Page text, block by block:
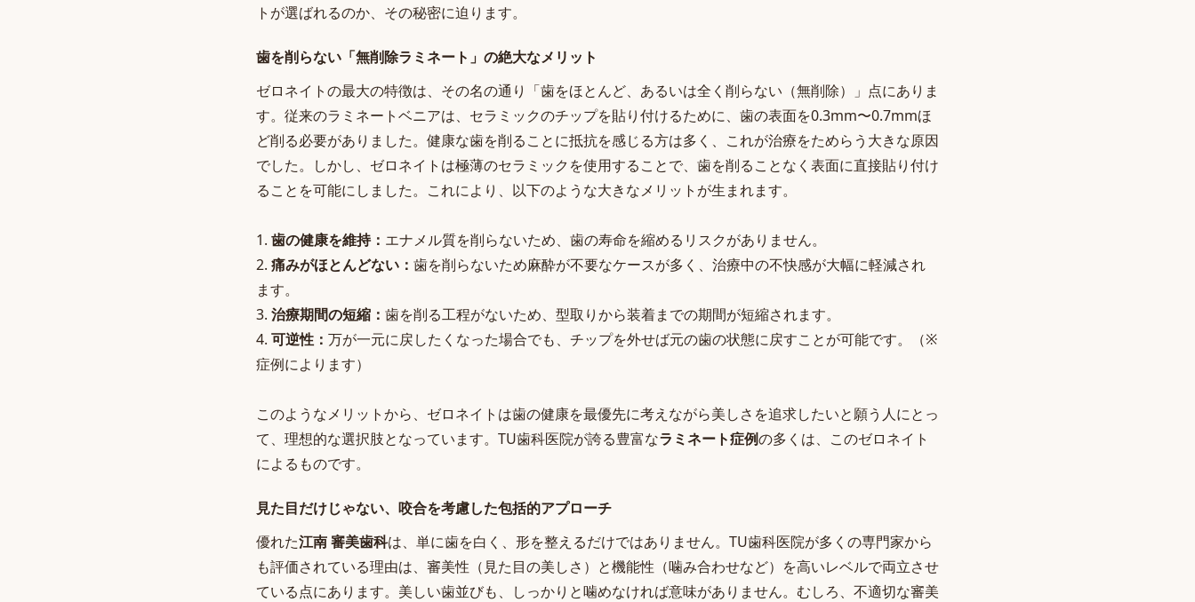
トが選ばれるのか、その秘密に迫ります。
歯を削らない「無削除ラミネート」の絶大なメリット
ゼロネイトの最大の特徴は、その名の通り「歯をほとんど、あるいは全く削らない（無削除）」点にありま
す。従来のラミネートベニアは、セラミックのチップを貼り付けるために、歯の表面を0.3mm〜0.7mmほ
ど削る必要がありました。健康な歯を削ることに抵抗を感じる方は多く、これが治療をためらう大きな原因
でした。しかし、ゼロネイトは極薄のセラミックを使用することで、歯を削ることなく表面に直接貼り付け
ることを可能にしました。これにより、以下のような大きなメリットが生まれます。
1. 歯の健康を維持： エナメル質を削らないため、歯の寿命を縮めるリスクがありません。
2. 痛みがほとんどない： 歯を削らないため麻酔が不要なケースが多く、治療中の不快感が大幅に軽減され
ます。
3. 治療期間の短縮： 歯を削る工程がないため、型取りから装着までの期間が短縮されます。
4. 可逆性： 万が一元に戻したくなった場合でも、チップを外せば元の歯の状態に戻すことが可能です。（※
症例によります）
このようなメリットから、ゼロネイトは歯の健康を最優先に考えながら美しさを追求したいと願う人にとっ
て、理想的な選択肢となっています。TU歯科医院が誇る豊富なラミネート症例の多くは、このゼロネイト
によるものです。
見た目だけじゃない、咬合を考慮した包括的アプローチ
優れた江南 審美歯科は、単に歯を白く、形を整えるだけではありません。TU歯科医院が多くの専門家から
も評価されている理由は、審美性（見た目の美しさ）と機能性（噛み合わせなど）を高いレベルで両立させ
ている点にあります。美しい歯並びも、しっかりと噛めなければ意味がありません。むしろ、不適切な審美